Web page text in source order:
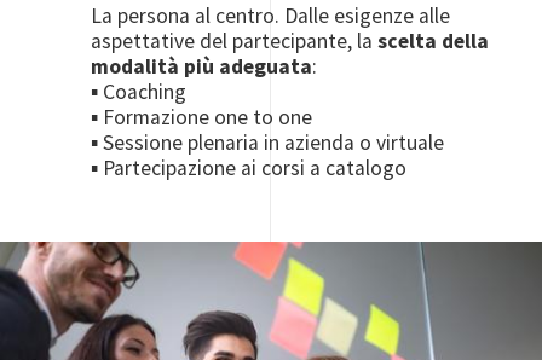
La persona al centro. Dalle esigenze alle
aspettative del partecipante, la scelta della
modalità più adeguata:
▪ Coaching
▪ Formazione one to one
▪ Sessione plenaria in azienda o virtuale
▪ Partecipazione ai corsi a catalogo
Image